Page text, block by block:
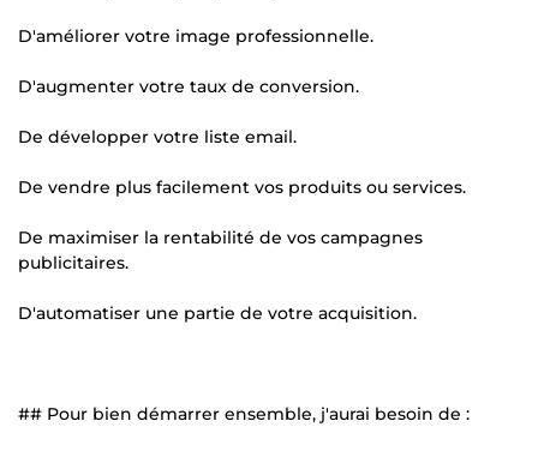
D'améliorer votre image professionnelle.
D'augmenter votre taux de conversion.
De développer votre liste email.
De vendre plus facilement vos produits ou services.
De maximiser la rentabilité de vos campagnes
publicitaires.
D'automatiser une partie de votre acquisition.
## Pour bien démarrer ensemble, j'aurai besoin de :